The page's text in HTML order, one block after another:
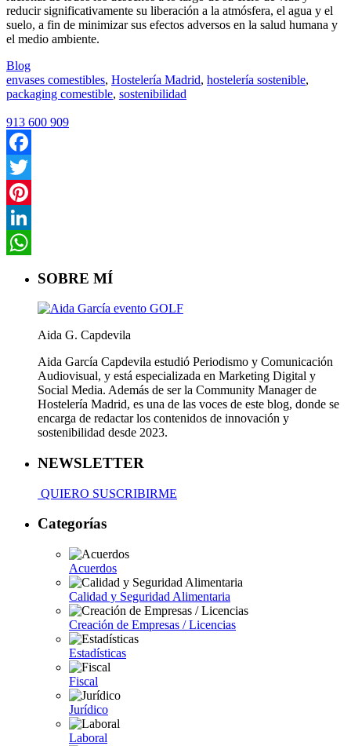
reducir significativamente su liberación a la atmósfera, el agua y el
suelo, a fin de minimizar sus efectos adversos en la salud humana y
el medio ambiente.
Blog
envases comestibles, Hostelería Madrid, hostelería sostenible,
packaging comestible, sostenibilidad
913 600 909
Facebook
Twitter
Pinterest
LinkedIn
SOBRE MÍ
Aida G. Capdevila
Aida García Capdevila estudió Periodismo y Comunicación
Audiovisual, y está especializada en Marketing Digital y
Social Media. Además de ser la Community Manager de
Hostelería Madrid, es una de las voces de este blog, donde se
encarga de redactar los contenidos de innovación y
sostenibilidad desde 2023.
NEWSLETTER
QUIERO SUSCRIBIRME
Categorías
Acuerdos
Calidad y Seguridad Alimentaria
Creación de Empresas / Licencias
Estadísticas
Fiscal
Jurídico
Laboral